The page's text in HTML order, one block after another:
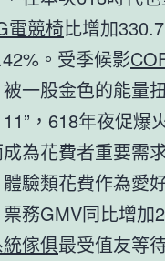
電競椅比增加
。受季候影
一股金色的能量
，618年夜促爆
為花費者重要需
體驗類花費作為愛
務GMV同比增加
傢俱最受值友等